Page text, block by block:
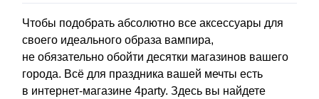
Чтобы подобрать абсолютно все аксессуары для
своего идеального образа вампира,
не обязательно обойти десятки магазинов вашего
города. Всё для праздника вашей мечты есть
в интернет-магазине 4party. Здесь вы найдете